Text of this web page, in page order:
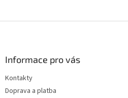
Informace pro vás
Kontakty
Doprava a platba